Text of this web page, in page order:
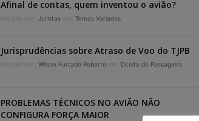
Afinal de contas, quem inventou o avião?
Iniciado por: Juristas em: Temas Variados
Jurisprudências sobre Atraso de Voo do TJPB
Iniciado por: Wilson Furtado Roberto em: Direito do Passageiro
PROBLEMAS TÉCNICOS NO AVIÃO NÃO
CONFIGURA FORÇA MAIOR